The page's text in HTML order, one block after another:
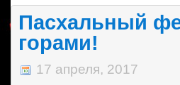
Пасхальный
горами!
17 апреля, 2017